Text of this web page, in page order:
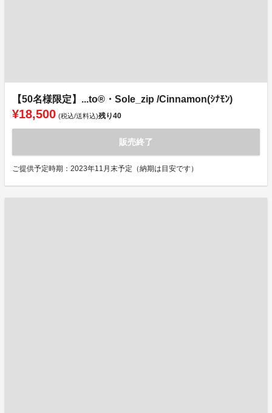
【50名様限定】...to®・Sole_zip /Cinnamon(ｼﾅﾓﾝ)
¥18,500 (税込/送料込)残り40
販売終了
ご提供予定時期：2023年11月末予定（納期は目安です）